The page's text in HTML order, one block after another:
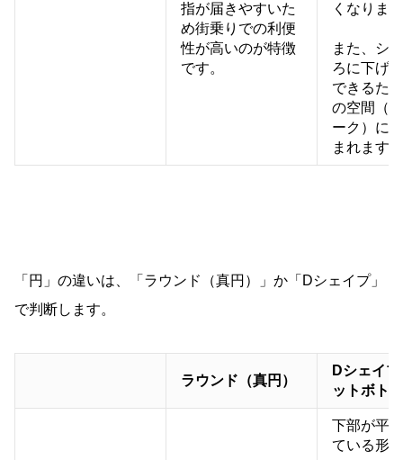
指が届きやすいた
め街乗りでの利便
性が高いのが特徴
です。
くなりま
また、シ
ろに下げ
できるた
の空間（
ーク）に
まれます。
「円」の違いは、「ラウンド（真円）」か「Dシェイプ」
で判断します。
ラウンド（真円）
Dシェイ
ットボト
下部が平
ている形